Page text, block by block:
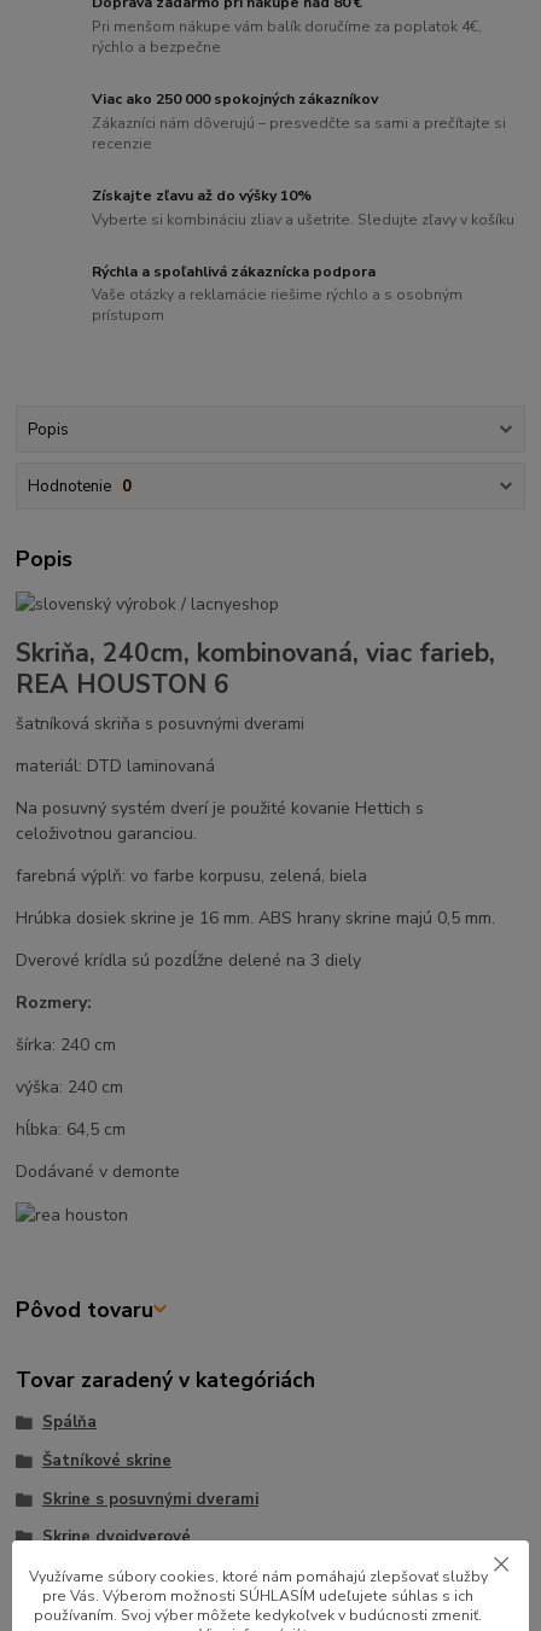
Pri menšom nákupe vám balík doručíme za poplatok 4€,
rýchlo a bezpečne
Viac ako 250 000 spokojných zákazníkov
Zákazníci nám dôverujú – presvedčte sa sami a prečítajte si
recenzie
Získajte zľavu až do výšky 10%
Vyberte si kombináciu zliav a ušetrite. Sledujte zľavy v košíku
Rýchla a spoľahlivá zákaznícka podpora
Vaše otázky a reklamácie riešime rýchlo a s osobným
prístupom
Popis
Hodnotenie 0
Popis
Skriňa, 240cm, kombinovaná, viac farieb,
REA HOUSTON 6
šatníková skriňa s posuvnými dverami
materiál: DTD laminovaná
Na posuvný systém dverí je použité kovanie Hettich s
celoživotnou garanciou.
farebná výplň: vo farbe korpusu, zelená, biela
Hrúbka dosiek skrine je 16 mm. ABS hrany skrine majú 0,5 mm.
Dverové krídla sú pozdĺžne delené na 3 diely
Rozmery:
šírka: 240 cm
výška: 240 cm
hĺbka: 64,5 cm
Dodávané v demonte
Pôvod tovaru
Tovar zaradený v kategóriách
Spálňa
Šatníkové skrine
Skrine s posuvnými dverami
Skrine dvojdverové
Využívame súbory cookies, ktoré nám pomáhajú zlepšovať služby
pre Vás. Výberom možnosti SÚHLASÍM udeľujete súhlas s ich
používaním. Svoj výber môžete kedykoľvek v budúcnosti zmeniť.